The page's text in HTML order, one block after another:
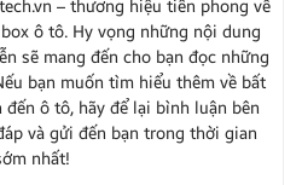
– thương hiệu tiên phong về
ô tô. Hy vọng những nội dung
sẽ mang đến cho bạn đọc những
bạn muốn tìm hiểu thêm về bất
ô tô, hãy để lại bình luận bên
và gửi đến bạn trong thời gian
nhất!